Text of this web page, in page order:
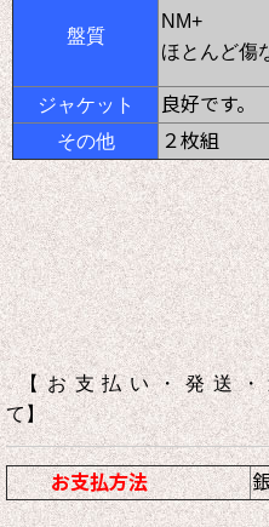
盤質
NM+
ほとんど傷
ジャケット 良好です。
その他 ２枚組
【お支払い・発送・
て】
お支払方法